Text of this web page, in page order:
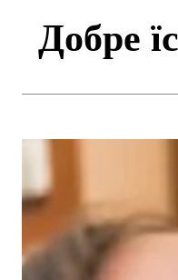
Добре